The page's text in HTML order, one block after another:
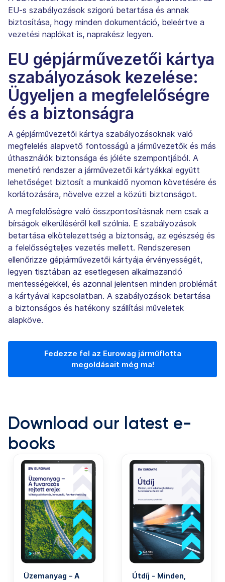
EU-s szabályozások szigorú betartása és annak
biztosítása, hogy minden dokumentáció, beleértve a
vezetési naplókat is, naprakész legyen.
EU gépjárművezetői kártya
szabályozások kezelése:
Ügyeljen a megfelelőségre
és a biztonságra
A gépjárművezetői kártya szabályozásoknak való
megfelelés alapvető fontosságú a járművezetők és más
úthasználók biztonsága és jóléte szempontjából. A
menetíró rendszer a járművezetői kártyákkal együtt
lehetőséget biztosít a munkaidő nyomon követésére és
korlátozására, növelve ezzel a közúti biztonságot.
A megfelelőségre való összpontosításnak nem csak a
bírságok elkerüléséről kell szólnia. E szabályozások
betartása elkötelezettség a biztonság, az egészség és
a felelősségteljes vezetés mellett. Rendszeresen
ellenőrizze gépjárművezetői kártyája érvényességét,
legyen tisztában az esetlegesen alkalmazandó
mentességekkel, és azonnal jelentsen minden problémát
a kártyával kapcsolatban. A szabályozások betartása
a biztonságos és hatékony szállítási műveletek
alapköve.
Fedezze fel az Eurowag járműflotta
megoldásait még ma!
Download our latest e-
books
Üzemanyag – A
Útdíj - Minden,